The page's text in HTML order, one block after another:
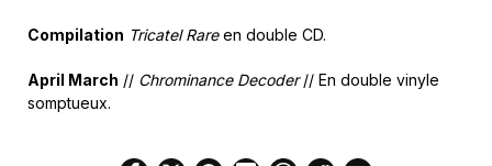
Compilation Tricatel Rareen double CD.
April March // Chrominance Decoder// En double vinyle
somptueux.